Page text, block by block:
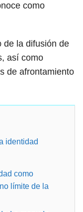
como
de la difusión de
así como
de afrontamiento
identidad
como
límite de la